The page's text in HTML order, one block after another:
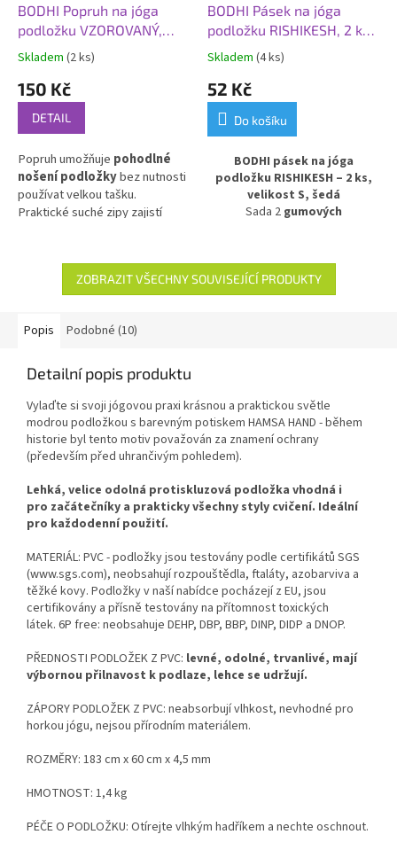
BODHI Popruh na jóga
podložku VZOROVANÝ,
více variant
Skladem (2 ks)
150 Kč
DETAIL
Popruh umožňuje pohodlné
nošení podložkybez nutnosti
používat velkou tašku.
Praktické suché zipy zajistí
Kvalitní tkaný materiálje
příjemný na dotek a zaručuje
komfort při přenášení. Vyberte
který nejlépe doladí váš styl.
BODHI Pásek na jóga
podložku RISHIKESH, 2 ks,
velikost S, šedá
Skladem (4 ks)
52 Kč
Do košíku
BODHI pásek na jóga
podložku RISHIKESH – 2 ks,
velikost S, šedá
Sada 2 gumových
jóga podložky. Pásky
bezpečně udrží podložku
zavinutou, ideální pro
ZOBRAZIT VŠECHNY SOUVISEJÍCÍ PRODUKTY
Popis Podobné (10)
Detailní popis produktu
Vylaďte si svoji jógovou praxi krásnou a praktickou světle
modrou podložkou s barevným potiskem HAMSA HAND -během
historie byl tento motiv považován za znamení ochrany
(především před uhrančivým pohledem).
Lehká, velice odolná protiskluzová podložka vhodná i
pro začátečníky a prakticky všechny styly cvičení. Ideální
pro každodenní použití.
MATERIÁL: PVC - podložky jsou testovány podle certifikátů SGS
(www.sgs.com), neobsahují rozpouštědla, ftaláty, azobarviva a
těžké kovy. Podložky v naší nabídce pocházejí z EU, jsou
certifikovány a přísně testovány na přítomnost toxických
látek. 6P free: neobsahuje DEHP, DBP, BBP, DINP, DIDP a DNOP.
PŘEDNOSTI PODLOŽEK Z PVC: levné, odolné, trvanlivé, mají
výbornou přilnavost k podlaze, lehce se udržují.
ZÁPORY PODLOŽEK Z PVC: neabsorbují vlhkost, nevhodné pro
horkou jógu, nejsou přírodním materiálem.
ROZMĚRY: 183 cm x 60 cm x 4,5 mm
HMOTNOST: 1,4 kg
PÉČE O PODLOŽKU: Otírejte vlhkým hadříkem a nechte oschnout.